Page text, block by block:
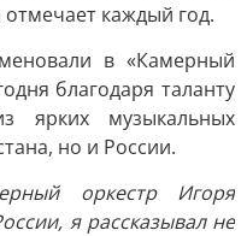
отмечает каждый год.
в «Камерный
благодаря таланту
ярких музыкальных
но и России.
оркестр Игоря
я рассказывал не